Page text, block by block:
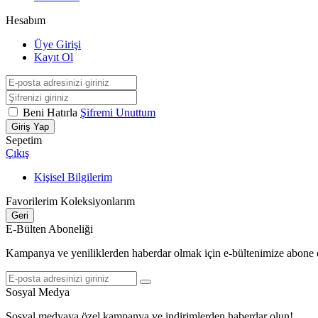
Hesabım
Üye Girişi
Kayıt Ol
Beni Hatırla Şifremi Unuttum
Giriş Yap
Sepetim
Çıkış
Kişisel Bilgilerim
Favorilerim Koleksiyonlarım
Geri
E-Bülten Aboneliği
Kampanya ve yeniliklerden haberdar olmak için e-bültenimize abone
Sosyal Medya